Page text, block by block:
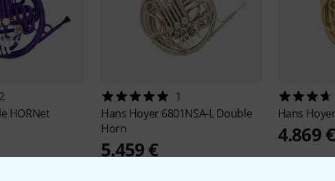
2
HORNet
1
Hans Hoyer 6801NSA-L Double
Horn
5.459 €
Hans
4.869 €